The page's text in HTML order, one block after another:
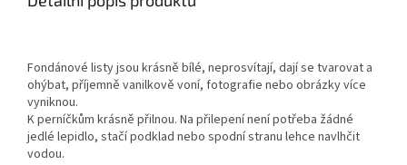
Fondánové listy jsou krásně bílé, neprosvítají, dají se tvarovat a
ohýbat, příjemně vanilkově voní, fotografie nebo obrázky více
vyniknou.
K perníčkům krásně přilnou. Na přilepení není potřeba žádné
jedlé lepidlo, stačí podklad nebo spodní stranu lehce navlhčit
vodou.